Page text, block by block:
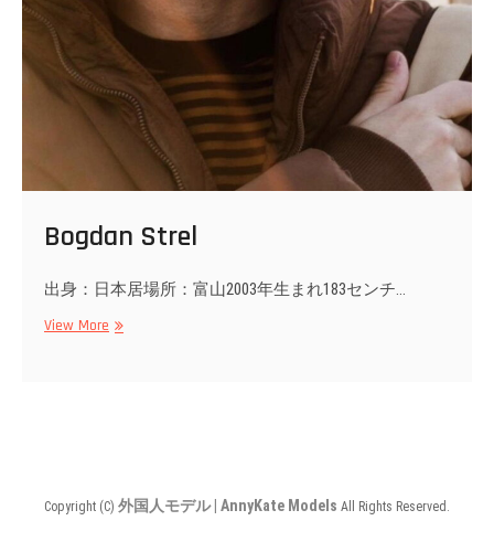
Bogdan Strel
出身：日本居場所：富山2003年生まれ183センチ…
View More Bogdan
Copyright (C) 外国人モデル | AnnyKate Models All Rights Reserved.